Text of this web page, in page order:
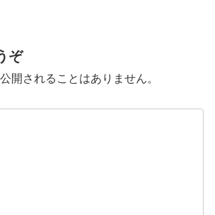
ぞ
開されることはありません。